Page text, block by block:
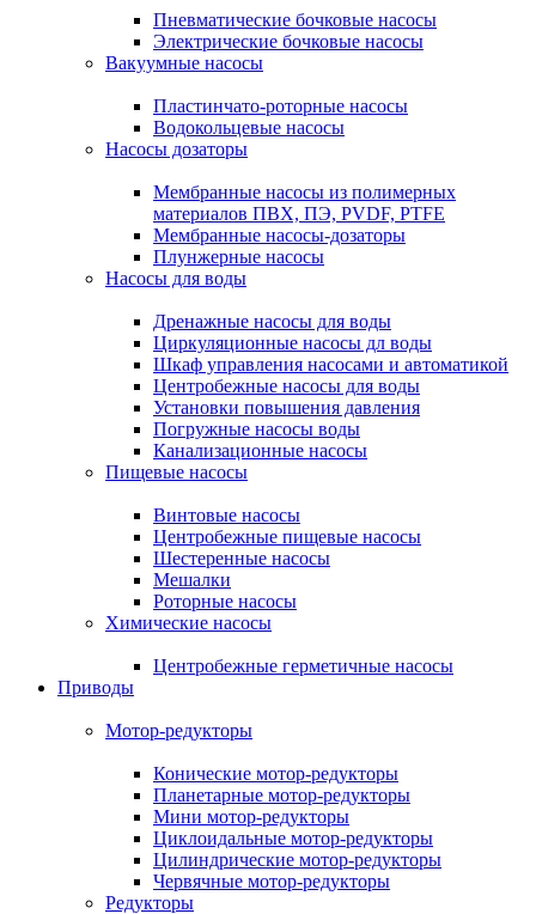
Пневматические бочковые насосы
Электрические бочковые насосы
Вакуумные насосы
Пластинчато-роторные насосы
Водокольцевые насосы
Насосы дозаторы
Мембранные насосы из полимерных
материалов ПВХ, ПЭ, PVDF, PTFE
Мембранные насосы-дозаторы
Плунжерные насосы
Насосы для воды
Дренажные насосы для воды
Циркуляционные насосы дл воды
Шкаф управления насосами и автоматикой
Центробежные насосы для воды
Установки повышения давления
Погружные насосы воды
Канализационные насосы
Пищевые насосы
Винтовые насосы
Центробежные пищевые насосы
Шестеренные насосы
Мешалки
Роторные насосы
Химические насосы
Центробежные герметичные насосы
Приводы
Мотор-редукторы
Конические мотор-редукторы
Планетарные мотор-редукторы
Мини мотор-редукторы
Циклоидальные мотор-редукторы
Цилиндрические мотор-редукторы
Червячные мотор-редукторы
Редукторы